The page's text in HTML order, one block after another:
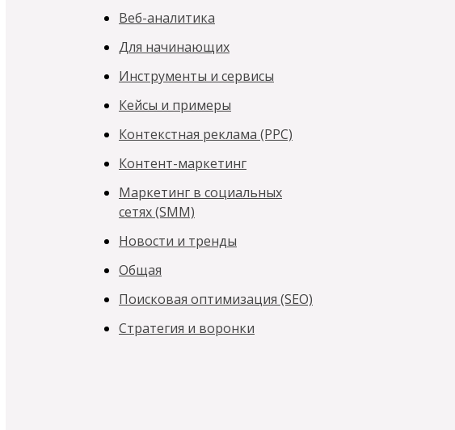
Веб-аналитика
Для начинающих
Инструменты и сервисы
Кейсы и примеры
Контекстная реклама (PPC)
Контент-маркетинг
Маркетинг в социальных
сетях (SMM)
Новости и тренды
Общая
Поисковая оптимизация (SEO)
Стратегия и воронки